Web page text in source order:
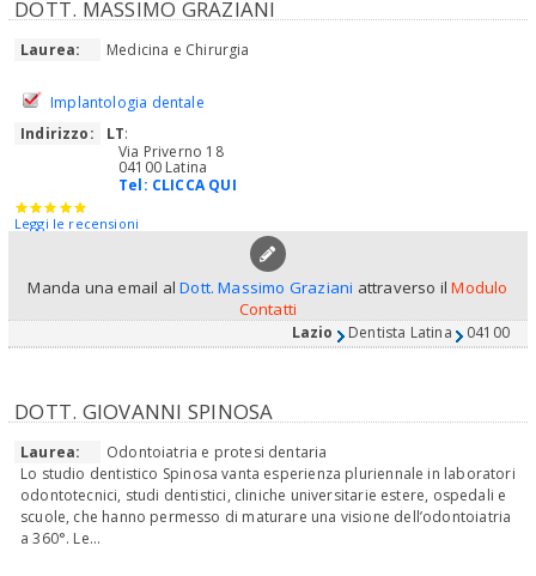
DOTT. MASSIMO GRAZIANI
Laurea: Medicina e Chirurgia
Implantologia dentale
Indirizzo:
LT:
Via Priverno 18
04100 Latina
Tel: CLICCA QUI
Leggi le recensioni
Manda una email alDott. Massimo Graziani attraverso ilModulo
Contatti
Lazio Dentista Latina 04100
DOTT. GIOVANNI SPINOSA
Laurea:
Odontoiatria e protesi dentaria
Lo studio dentistico Spinosa vanta esperienza pluriennale in laboratori
odontotecnici, studi dentistici, cliniche universitarie estere, ospedali e
scuole, che hanno permesso di maturare una visione dell’odontoiatria
a 360°. Le...